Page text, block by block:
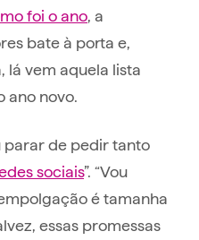
foi o ano, a
bate à porta e,
lá vem aquela lista
ano novo.
parar de pedir tanto
sociais”. “Vou
é tamanha
essas promessas